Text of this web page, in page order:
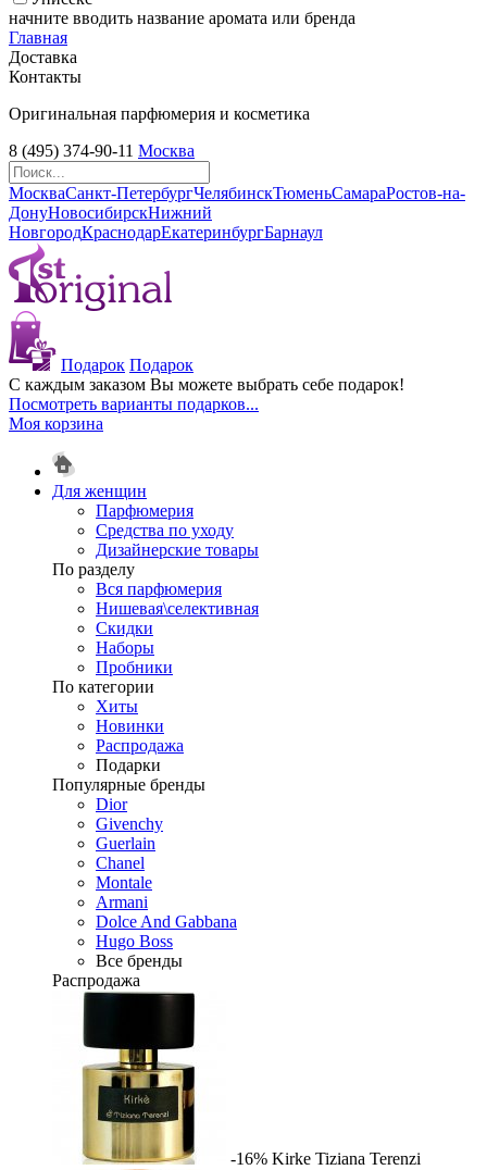
начните вводить название аромата или бренда
Главная
Доставка
Контакты
Оригинальная парфюмерия и косметика
8 (495) 374-90-11 Москва
МоскваСанкт-ПетербургЧелябинскТюменьСамараРостов-на-
ДонуНовосибирскНижний
НовгородКраснодарЕкатеринбургБарнаул
Подарок Подарок
С каждым заказом Вы можете выбрать себе подарок!
Посмотреть варианты подарков...
Моя корзина
Для женщин
Парфюмерия
Средства по уходу
Дизайнерские товары
По разделу
Вся парфюмерия
Нишевая\селективная
Скидки
Наборы
Пробники
По категории
Хиты
Новинки
Распродажа
Подарки
Популярные бренды
Dior
Givenchy
Guerlain
Chanel
Montale
Armani
Dolce And Gabbana
Hugo Boss
Все бренды
Распродажа
-16% Kirke Tiziana Terenzi